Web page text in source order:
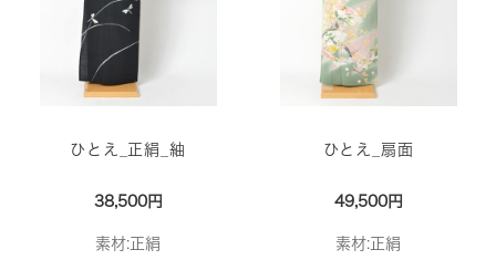
ひとえ_正絹_紬
38,500円
素材:正絹
ひとえ_扇面
49,500円
素材:正絹